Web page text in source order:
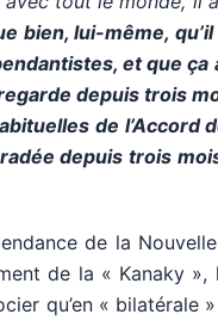
bien, lui-même,
et que
depuis trois
de l’Accord
depuis trois
de la
de la « Kanaky
qu’en « bilatérale